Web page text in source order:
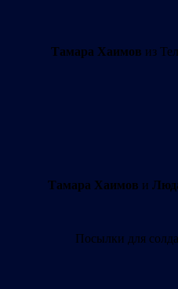
Тамара Хаимов из
Тамара Хаимов и
Посылки для